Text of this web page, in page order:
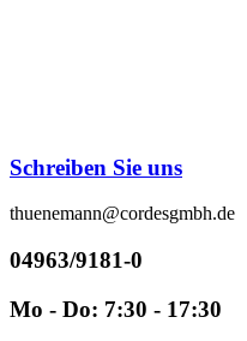
Schreiben Sie uns
thuenemann@cordesgmbh.de
04963/9181-0
Mo - Do: 7:30 - 17:30